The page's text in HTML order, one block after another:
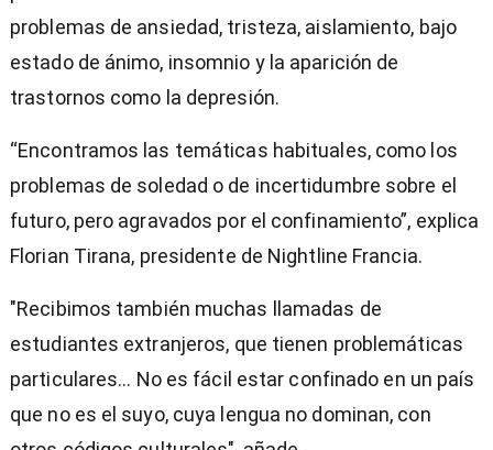
problemas de ansiedad, tristeza, aislamiento, bajo
estado de ánimo, insomnio y la aparición de
trastornos como la depresión.
“Encontramos las temáticas habituales, como los
problemas de soledad o de incertidumbre sobre el
futuro, pero agravados por el confinamiento”, explica
Florian Tirana, presidente de Nightline Francia.
"Recibimos también muchas llamadas de
estudiantes extranjeros, que tienen problemáticas
particulares... No es fácil estar confinado en un país
que no es el suyo, cuya lengua no dominan, con